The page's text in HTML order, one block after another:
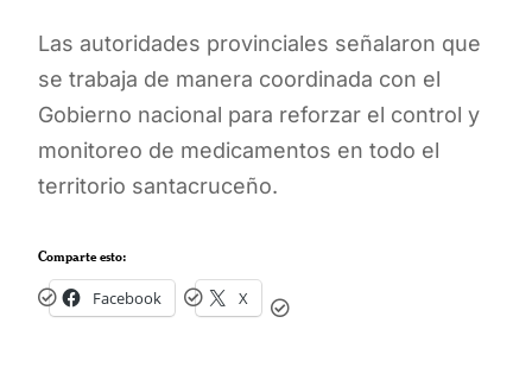
Las autoridades provinciales señalaron que
se trabaja de manera coordinada con el
Gobierno nacional para reforzar el control y
monitoreo de medicamentos en todo el
territorio santacruceño.
Comparte esto:
Facebook X